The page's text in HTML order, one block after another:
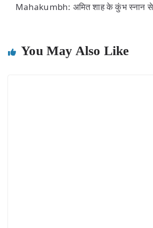
Mahakumbh: अमित शाह के कुंभ स्नान से
You May Also Like